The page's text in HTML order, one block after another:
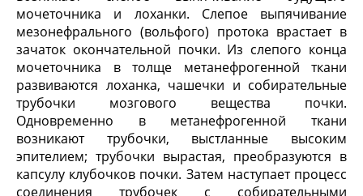
мочеточника и лоханки. Слепое выпячивание
мезонефрального (вольфого) протока врастает в
зачаток окончательной почки. Из слепого конца
мочеточника в толще метанефрогенной ткани
развиваются лоханка, чашечки и собирательные
трубочки мозгового вещества почки.
Одновременно в метанефрогенной ткани
возникают трубочки, выстланные высоким
эпителием; трубочки вырастая, преобразуются в
капсулу клубочков почки. Затем наступает процесс
соединения трубочек с собирательными